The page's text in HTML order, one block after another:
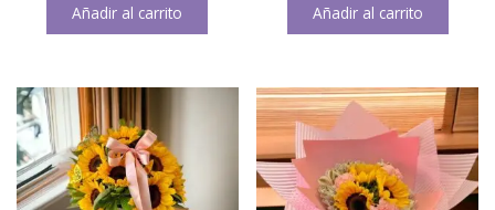
Añadir al carrito Añadir al carrito